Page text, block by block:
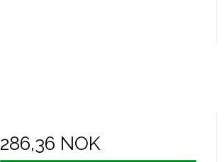
286,36 NOK